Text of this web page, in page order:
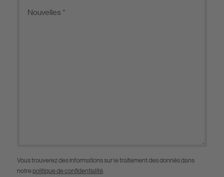
Vous trouverez des informations sur le traitement des donnés dans
notre politique de confidentialité.